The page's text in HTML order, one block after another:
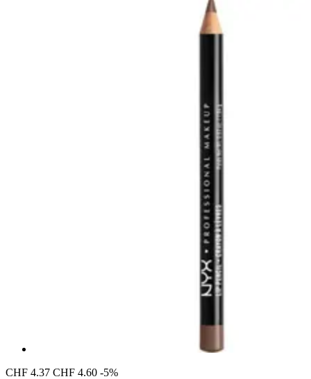
CHF 4.37 CHF 4.60 -5%